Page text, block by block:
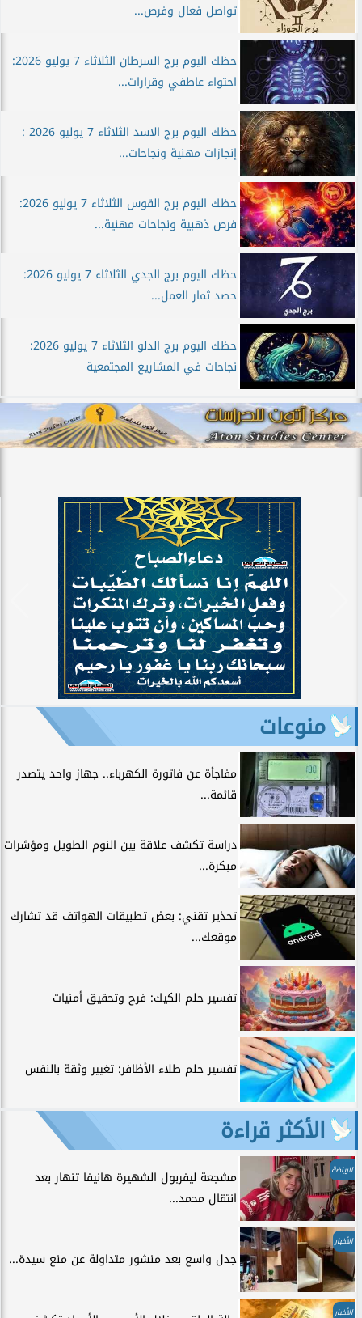
تواصل فعال وفرص...
حظك اليوم برج السرطان الثلاثاء 7 يوليو 2026:
احتواء عاطفي وقرارات...
حظك اليوم برج الاسد الثلاثاء 7 يوليو 2026 :
إنجازات مهنية ونجاحات...
حظك اليوم برج القوس الثلاثاء 7 يوليو 2026:
فرص ذهبية ونجاحات مهنية...
حظك اليوم برج الجدي الثلاثاء 7 يوليو 2026:
حصد ثمار العمل...
حظك اليوم برج الدلو الثلاثاء 7 يوليو 2026:
نجاحات في المشاريع المجتمعية
منوعات
مفاجأة عن فاتورة الكهرباء.. جهاز واحد يتصدر
قائمة...
دراسة تكشف علاقة بين النوم الطويل ومؤشرات
مبكرة...
تحذير تقني: بعض تطبيقات الهواتف قد تشارك
موقعك...
تفسير حلم الكيك: فرح وتحقيق أمنيات
تفسير حلم طلاء الأظافر: تغيير وثقة بالنفس
الأكثر قراءة
الرياضة
مشجعة ليفربول الشهيرة هانيفا تنهار بعد
انتقال محمد...
الأخبار
جدل واسع بعد منشور متداولة عن منع سيدة...
الأخبار